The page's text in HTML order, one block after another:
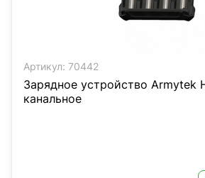
Артикул: 70442
Зарядное устройство Armytek
канальное